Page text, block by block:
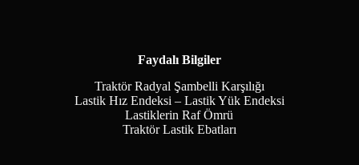
Faydalı Bilgiler
Traktör Radyal Şambelli Karşılığı
Lastik Hız Endeksi – Lastik Yük Endeksi
Lastiklerin Raf Ömrü
Traktör Lastik Ebatları